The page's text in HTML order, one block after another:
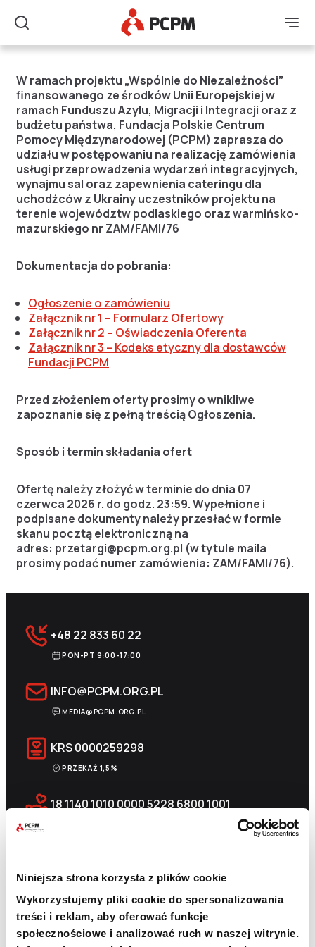
Niniejsza strona korzysta z plików cookie
Wykorzystujemy pliki cookie do spersonalizowania
treści i reklam, aby oferować funkcje
społecznościowe i analizować ruch w naszej witrynie.
Szukaj
Główne Logo
Usługi
W ramach projektu „Wspólnie do Niezależności”
finansowanego ze środków Unii Europejskiej w
ramach Funduszu Azylu, Migracji i Integracji oraz z
budżetu państwa, Fundacja Polskie Centrum
Pomocy Międzynarodowej (PCPM) zaprasza do
udziału w postępowaniu na realizację zamówienia
usługi przeprowadzenia wydarzeń integracyjnych,
wynajmu sal oraz zapewnienia cateringu dla
uchodźców z Ukrainy uczestników projektu na
terenie województw podlaskiego oraz warmińsko-
mazurskiego nr ZAM/FAMI/76
Dokumentacja do pobrania:
Ogłoszenie o zamówieniu
Załącznik nr 1 – Formularz Ofertowy
Załącznik nr 2 – Oświadczenia Oferenta
Załącznik nr 3 – Kodeks etyczny dla dostawców
Fundacji PCPM
Przed złożeniem oferty prosimy o wnikliwe
zapoznanie się z pełną treścią Ogłoszenia.
Sposób i termin składania ofert
Ofertę należy złożyć w terminie do dnia 07
czerwca 2026 r. do godz. 23:59. Wypełnione i
podpisane dokumenty należy przesłać w formie
skanu pocztą elektroniczną na
adres: przetargi@pcpm.org.pl (w tytule maila
prosimy podać numer zamówienia: ZAM/FAMI/76).
+48 22 833 60 22
PON-PT 9:00-17:00
INFO@PCPM.ORG.PL
MEDIA@PCPM.ORG.PL
KRS0000259298
PRZEKAŻ 1,5%
18 1140 1010 0000 5228 6800 1001
Newsletter
Chcesz być na bieżąco? Zapisz się do naszego